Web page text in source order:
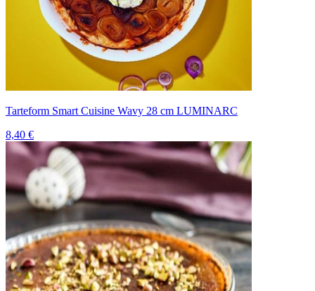
Tarteform Smart Cuisine Wavy 28 cm LUMINARC
8,40 €